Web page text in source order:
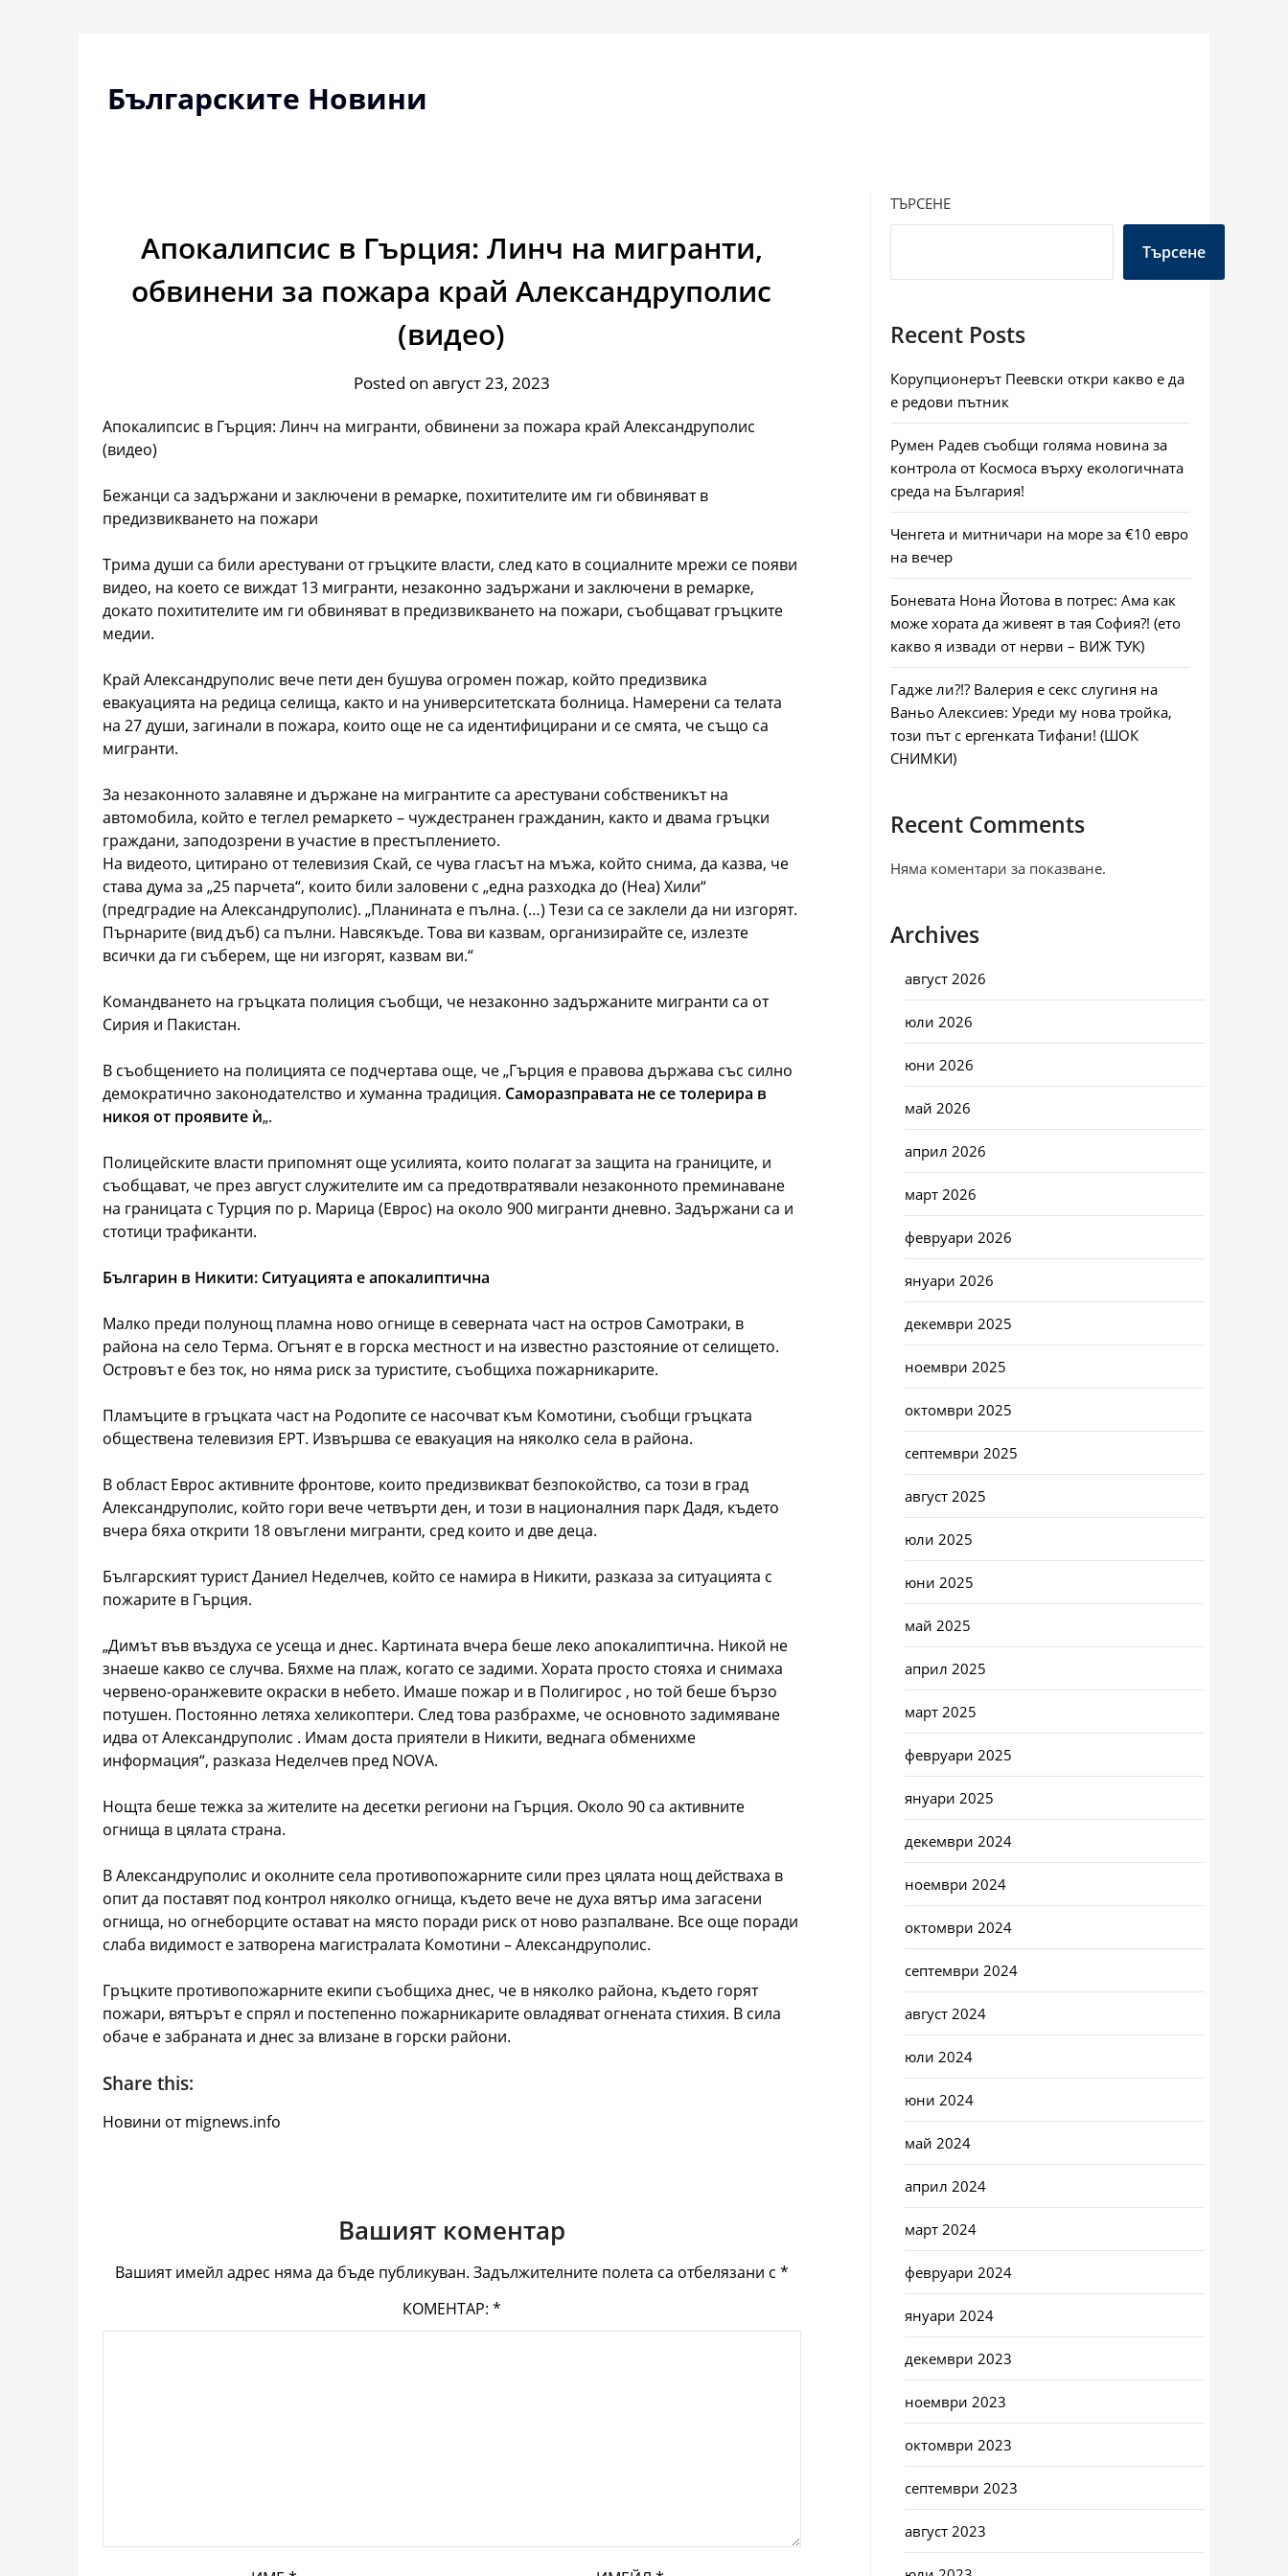
Българските Новини
Апокалипсис в Гърция: Линч на мигранти,
обвинени за пожара край Александруполис
(видео)
Posted on август 23, 2023
Апокалипсис в Гърция: Линч на мигранти, обвинени за пожара край Александруполис
(видео)
Бежанци са задържани и заключени в ремарке, похитителите им ги обвиняват в
предизвикването на пожари
Трима души са били арестувани от гръцките власти, след като в социалните мрежи се появи
видео, на което се виждат 13 мигранти, незаконно задържани и заключени в ремарке,
докато похитителите им ги обвиняват в предизвикването на пожари, съобщават гръцките
медии.
Край Александруполис вече пети ден бушува огромен пожар, който предизвика
евакуацията на редица селища, както и на университетската болница. Намерени са телата
на 27 души, загинали в пожара, които още не са идентифицирани и се смята, че също са
мигранти.
За незаконното залавяне и държане на мигрантите са арестувани собственикът на
автомобила, който е теглел ремаркето – чуждестранен гражданин, както и двама гръцки
граждани, заподозрени в участие в престъплението.
На видеото, цитирано от телевизия Скай, се чува гласът на мъжа, който снима, да казва, че
става дума за „25 парчета“, които били заловени с „една разходка до (Неа) Хили“
(предградие на Александруполис). „Планината е пълна. (…) Тези са се заклели да ни изгорят.
Пърнарите (вид дъб) са пълни. Навсякъде. Това ви казвам, организирайте се, излезте
всички да ги съберем, ще ни изгорят, казвам ви.“
Командването на гръцката полиция съобщи, че незаконно задържаните мигранти са от
Сирия и Пакистан.
В съобщението на полицията се подчертава още, че „Гърция е правова държава със силно
демократично законодателство и хуманна традиция. Саморазправата не се толерира в
никоя от проявите ѝ„.
Полицейските власти припомнят още усилията, които полагат за защита на границите, и
съобщават, че през август служителите им са предотвратявали незаконното преминаване
на границата с Турция по р. Марица (Еврос) на около 900 мигранти дневно. Задържани са и
стотици трафиканти.
Българин в Никити: Ситуацията е апокалиптична
Малко преди полунощ пламна ново огнище в северната част на остров Самотраки, в
района на село Терма. Огънят е в горска местност и на известно разстояние от селището.
Островът е без ток, но няма риск за туристите, съобщиха пожарникарите.
Пламъците в гръцката част на Родопите се насочват към Комотини, съобщи гръцката
обществена телевизия ЕРТ. Извършва се евакуация на няколко села в района.
В област Еврос активните фронтове, които предизвикват безпокойство, са този в град
Александруполис, който гори вече четвърти ден, и този в националния парк Дадя, където
вчера бяха открити 18 овъглени мигранти, сред които и две деца.
Българският турист Даниел Неделчев, който се намира в Никити, разказа за ситуацията с
пожарите в Гърция.
„Димът във въздуха се усеща и днес. Картината вчера беше леко апокалиптична. Никой не
знаеше какво се случва. Бяхме на плаж, когато се задими. Хората просто стояха и снимаха
червено-оранжевите окраски в небето. Имаше пожар и в Полигирос , но той беше бързо
потушен. Постоянно летяха хеликоптери. След това разбрахме, че основното задимяване
идва от Александруполис . Имам доста приятели в Никити, веднага обменихме
информация“, разказа Неделчев пред NOVA.
Нощта беше тежка за жителите на десетки региони на Гърция. Около 90 са активните
огнища в цялата страна.
В Александруполис и околните села противопожарните сили през цялата нощ действаха в
опит да поставят под контрол няколко огнища, където вече не духа вятър има загасени
огнища, но огнеборците остават на място поради риск от ново разпалване. Все още поради
слаба видимост е затворена магистралата Комотини – Александруполис.
Гръцките противопожарните екипи съобщиха днес, че в няколко района, където горят
пожари, вятърът е спрял и постепенно пожарникарите овладяват огнената стихия. В сила
обаче е забраната и днес за влизане в горски райони.
Share this:
Новини от mignews.info
Вашият коментар
Вашият имейл адрес няма да бъде публикуван. Задължителните полета са отбелязани с *
КОМЕНТАР: *
ТЪРСЕНЕ
Търсене
Recent Posts
Корупционерът Пеевски откри какво е да
е редови пътник
Румен Радев съобщи голяма новина за
контрола от Космоса върху екологичната
среда на България!
Ченгета и митничари на море за €10 евро
на вечер
Боневата Нона Йотова в потрес: Ама как
може хората да живеят в тая София?! (ето
какво я извади от нерви – ВИЖ ТУК)
Гадже ли?!? Валерия е секс слугиня на
Ваньо Алексиев: Уреди му нова тройка,
този път с ергенката Тифани! (ШОК
СНИМКИ)
Recent Comments
Няма коментари за показване.
Archives
август 2026
юли 2026
юни 2026
май 2026
април 2026
март 2026
февруари 2026
януари 2026
декември 2025
ноември 2025
октомври 2025
септември 2025
август 2025
юли 2025
юни 2025
май 2025
април 2025
март 2025
февруари 2025
януари 2025
декември 2024
ноември 2024
октомври 2024
септември 2024
август 2024
юли 2024
юни 2024
май 2024
април 2024
март 2024
февруари 2024
януари 2024
декември 2023
ноември 2023
октомври 2023
септември 2023
август 2023